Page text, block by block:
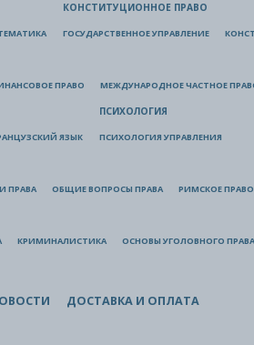
КОНСТИТУЦИОННОЕ ПРАВО
ГОСУДАРСТВЕННОЕ УПРАВЛЕНИЕ
ПРАВО МЕЖДУНАРОДНОЕ ЧАСТНОЕ
ЯЗЫК
ПСИХОЛОГИЯ
ПСИХОЛОГИЯ УПРАВЛЕНИЯ
ПРАВА ОБЩИЕ ВОПРОСЫ ПРАВА РИМСКОЕ ПРАВО
КРИМИНАЛИСТИКА ОСНОВЫ УГОЛОВНОГО ПРАВА
ДОСТАВКА И ОПЛАТА